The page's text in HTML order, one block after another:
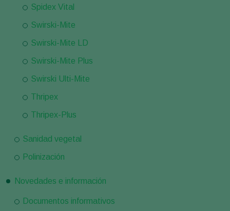
Spidex Vital
Swirski-Mite
Swirski-Mite LD
Swirski-Mite Plus
Swirski Ulti-Mite
Thripex
Thripex-Plus
Sanidad vegetal
Polinización
Novedades e información
Documentos informativos